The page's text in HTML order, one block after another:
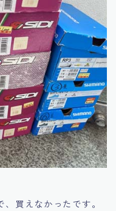
買えなかったです。